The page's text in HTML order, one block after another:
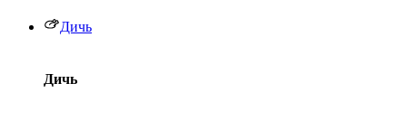
Дичь
Дичь